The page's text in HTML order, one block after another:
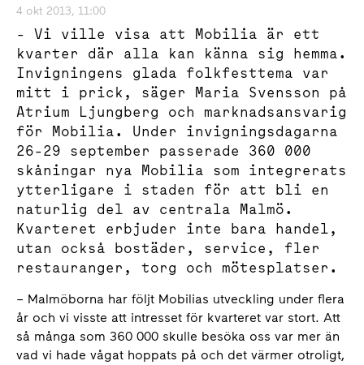
4 okt 2013, 11:00
- Vi ville visa att Mobilia är ett
kvarter där alla kan känna sig hemma.
Invigningens glada folkfesttema var
mitt i prick, säger Maria Svensson på
Atrium Ljungberg och marknadsansvarig
för Mobilia. Under invigningsdagarna
26-29 september passerade 360 000
skåningar nya Mobilia som integrerats
ytterligare i staden för att bli en
naturlig del av centrala Malmö.
Kvarteret erbjuder inte bara handel,
utan också bostäder, service, fler
restauranger, torg och mötesplatser.
– Malmöborna har följt Mobilias utveckling under flera
år och vi visste att intresset för kvarteret var stort. Att
så många som 360 000 skulle besöka oss var mer än
vad vi hade vågat hoppats på och det värmer otroligt,